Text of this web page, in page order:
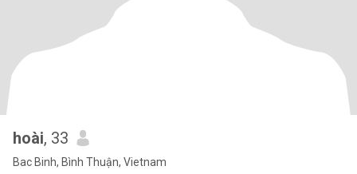
hoài, 33
Bac Binh, Bình Thuận, Vietnam